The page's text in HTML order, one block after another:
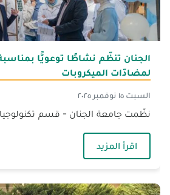
الجنان تنظّم نشاطًا توعويًّا
لمضادّات الميكروبات
السبت ١٥ نوفمبر ٢٠٢٥
نظّمت جامعة الجنان - قسم
اقرأ المزيد— الجنان تنظّم نشاطًا